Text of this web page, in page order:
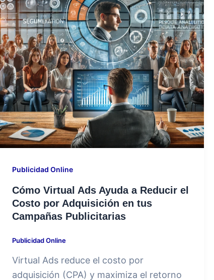
Publicidad Online
Cómo Virtual Ads Ayuda a Reducir el
Costo por Adquisición en tus
Campañas Publicitarias
Publicidad Online
Virtual Ads reduce el costo por
adquisición (CPA) y maximiza el retorno